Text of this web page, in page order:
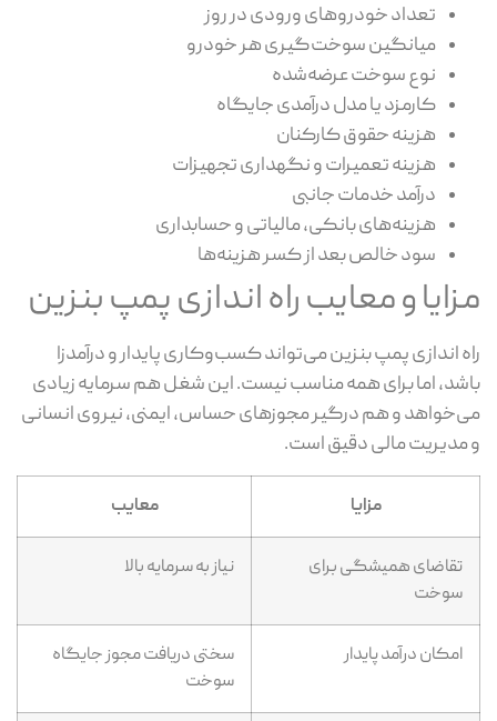
تعداد خودروهای ورودی در روز
میانگین سوخت‌گیری هر خودرو
نوع سوخت عرضه‌شده
کارمزد یا مدل درآمدی جایگاه
هزینه حقوق کارکنان
هزینه تعمیرات و نگهداری تجهیزات
درآمد خدمات جانبی
هزینه‌های بانکی، مالیاتی و حسابداری
سود خالص بعد از کسر هزینه‌ها
و معایب راه اندازی پمپ بنزین
اندازی پمپ بنزین می‌تواند کسب‌وکاری پایدار و درآمدزا
اما برای همه مناسب نیست. این شغل هم سرمایه زیادی
و هم درگیر مجوزهای حساس، ایمنی، نیروی انسانی
مالی دقیق است.
مزایا معایب
تقاضای همیشگی برای
سوخت
نیاز به سرمایه بالا
امکان درآمد پایدار
سختی دریافت مجوز جایگاه
سوخت